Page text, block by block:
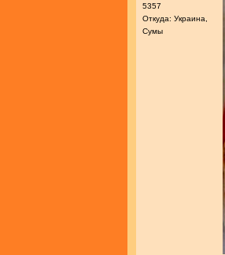
5357
Откуда: Украина,
Сумы